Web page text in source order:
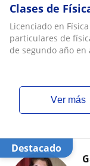
Clases de
Licenciado en
particulares de
de segundo año en
ver más
Destacado